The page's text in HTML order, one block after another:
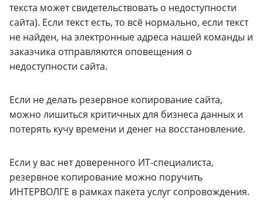
текста может свидетельствовать о недоступности
сайта). Если текст есть, то всё нормально, если текст
не найден, на электронные адреса нашей команды и
заказчика отправляются оповещения о
недоступности сайта.
Если не делать резервное копирование сайта,
можно лишиться критичных для бизнеса данных и
потерять кучу времени и денег на восстановление.
Если у вас нет доверенного ИТ-специалиста,
резервное копирование можно поручить
ИНТЕРВОЛГЕ в рамках пакета услуг сопровождения.